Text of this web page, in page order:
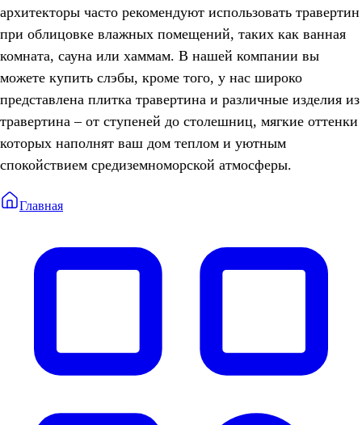
архитекторы часто рекомендуют использовать травертин
при облицовке влажных помещений, таких как ванная
комната, сауна или хаммам. В нашей компании вы
можете купить слэбы, кроме того, у нас широко
представлена плитка травертина и различные изделия из
травертина – от ступеней до столешниц, мягкие оттенки
которых наполнят ваш дом теплом и уютным
спокойствием средиземноморской атмосферы.
Главная